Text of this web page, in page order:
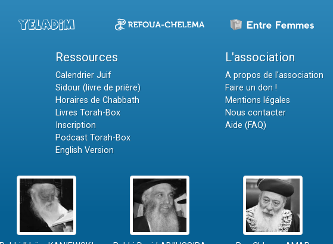
Ressources
Calendrier Juif
Sidour (livre de prière)
Horaires de Chabbath
Livres Torah-Box
Inscription
Podcast Torah-Box
English Version
L'association
A propos de l'association
Faire un don !
Mentions légales
Nous contacter
Aide (FAQ)